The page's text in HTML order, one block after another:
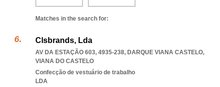
Matches in the search for:
Clsbrands, Lda
AV DA ESTAÇÃO 603, 4935-238, DARQUE VIANA CASTELO,
VIANA DO CASTELO
Confecção de vestuário de trabalho
LDA